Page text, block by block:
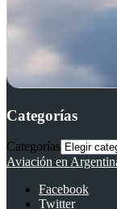
Categorías
Categorías
Aviación en
Facebook
Twitter